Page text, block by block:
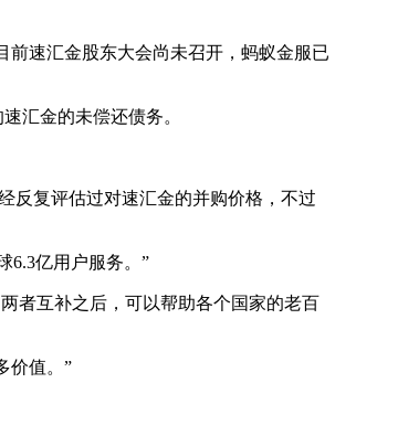
速汇金股东大会尚未召开，蚂蚁金服已
汇金的未偿还债务。
复评估过对速汇金的并购价格，不过
6.3亿用户服务。”
者互补之后，可以帮助各个国家的老百
价值。”